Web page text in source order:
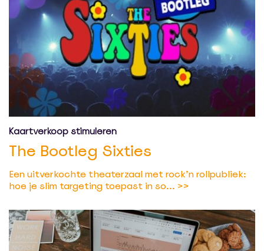
Kaartverkoop stimuleren
The Bootleg Sixties
Een uitverkochte theaterzaal met rock’n rollpubliek:
hoe je slim targeting toepast in so... >>